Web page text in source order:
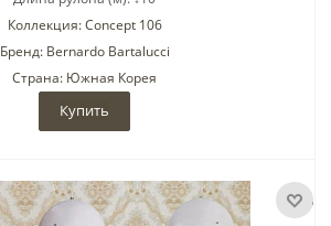
Коллекция: Concept 106
Бренд: Bernardo Bartalucci
Страна: Южная Корея
Купить